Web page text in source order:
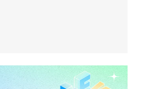
驰D-Hub识图报价设计三
补齐电力工程前端最容
工程建设业务。本次合作